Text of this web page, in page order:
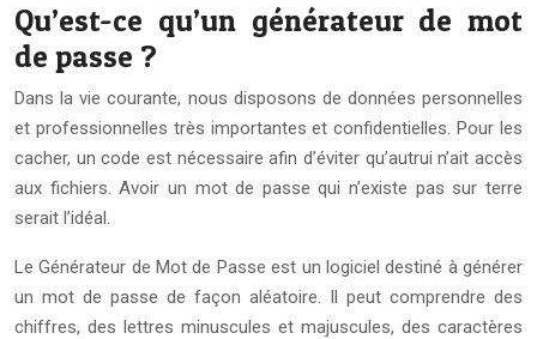
Qu’est-ce qu’un générateur de mot
de passe ?
Dans la vie courante, nous disposons de données personnelles
et professionnelles très importantes et confidentielles. Pour les
cacher, un code est nécessaire afin d’éviter qu’autrui n’ait accès
aux fichiers. Avoir un mot de passe qui n’existe pas sur terre
serait l’idéal.
Le Générateur de Mot de Passe est un logiciel destiné à générer
un mot de passe de façon aléatoire. Il peut comprendre des
chiffres, des lettres minuscules et majuscules, des caractères